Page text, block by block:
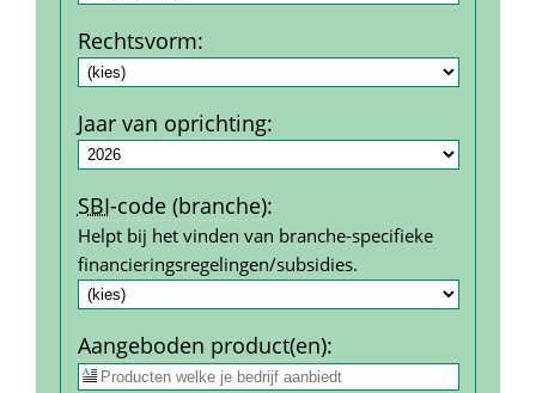
Rechtsvorm:
Jaar van oprichting:
SBI-code (branche):
Helpt bij het vinden van branche-specifieke
financierings­regelingen/subsidies.
Aangeboden product(en):